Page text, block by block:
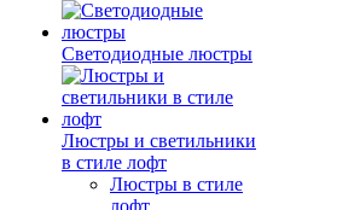
Светодиодные люстры
Люстры и светильники
в стиле лофт
Люстры в стиле
лофт